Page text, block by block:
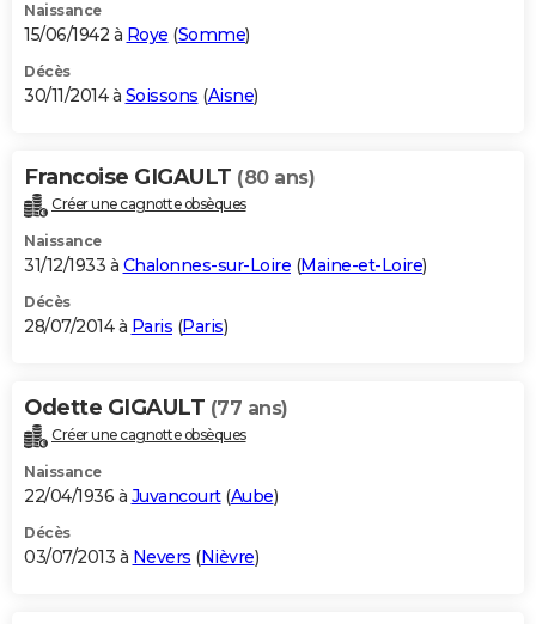
Naissance
15/06/1942 à Roye (Somme)
Décès
30/11/2014 à Soissons (Aisne)
Francoise GIGAULT (80 ans)
Créer une cagnotte obsèques
Naissance
31/12/1933 à Chalonnes-sur-Loire (Maine-et-Loire)
Décès
28/07/2014 à Paris (Paris)
Odette GIGAULT (77 ans)
Créer une cagnotte obsèques
Naissance
22/04/1936 à Juvancourt(Aube)
Décès
03/07/2013 à Nevers (Nièvre)